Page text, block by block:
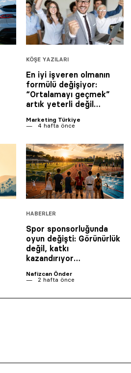
KÖŞE YAZILARI
En iyi işveren olmanın
formülü değişiyor:
“Ortalamayı geçmek”
artık yeterli değil…
Marketing Türkiye
4 hafta önce
HABERLER
Spor sponsorluğunda
oyun değişti: Görünürlük
değil, katkı
kazandırıyor…
Nafizcan Önder
2 hafta önce